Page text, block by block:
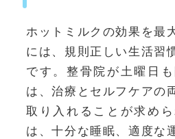
ホットミルクの効果を最
には、規則正しい生活習
です。整骨院が土曜日
は、治療とセルフケアの
取り入れることが求め
は、十分な睡眠、適度な